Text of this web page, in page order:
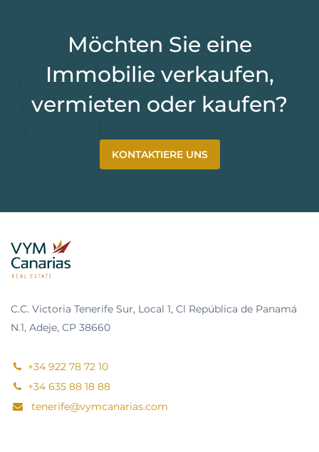
Möchten Sie eine
Immobilie verkaufen,
vermieten oder kaufen?
KONTAKTIERE UNS
C.C. Victoria Tenerife Sur, Local 1, Cl República de Panamá
N.1, Adeje, CP 38660
+34 922 78 72 10
+34 635 88 18 88
tenerife@vymcanarias.com